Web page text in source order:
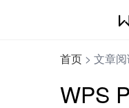
首页 > 文章
WPS